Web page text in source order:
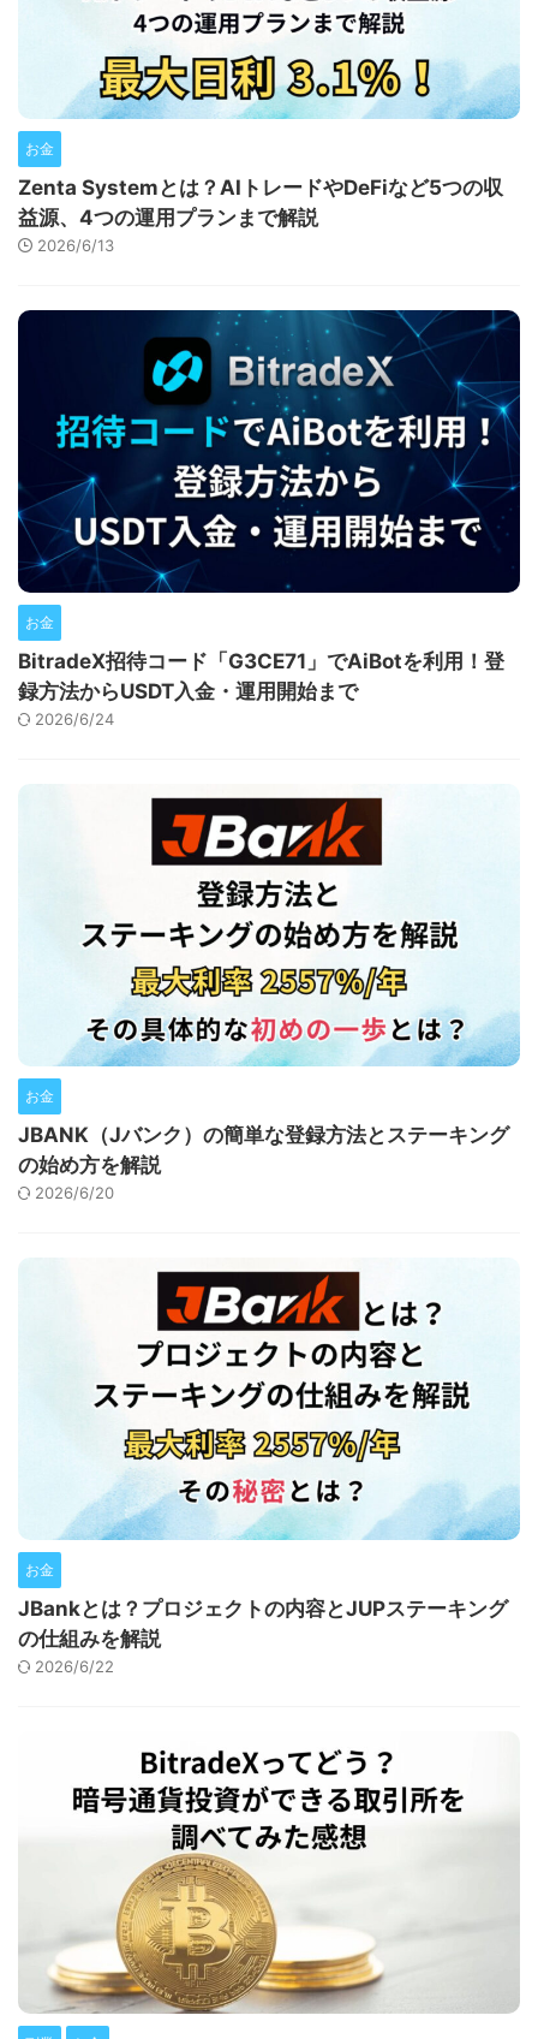
お金
Zenta Systemとは？AIトレードやDeFiなど5つの収
益源、4つの運用プランまで解説
2026/6/13
お金
BitradeX招待コード「G3CE71」でAiBotを利用！登
録方法からUSDT入金・運用開始まで
2026/6/24
お金
JBANK（Jバンク）の簡単な登録方法とステーキング
の始め方を解説
2026/6/20
お金
JBankとは？プロジェクトの内容とJUPステーキング
の仕組みを解説
2026/6/22